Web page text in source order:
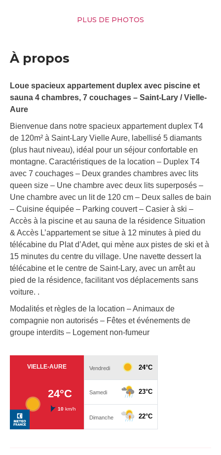
PLUS DE PHOTOS
À propos
Loue spacieux appartement duplex avec piscine et
sauna 4 chambres, 7 couchages – Saint-Lary / Vielle-
Aure
Bienvenue dans notre spacieux appartement duplex T4
de 120m² à Saint-Lary Vielle Aure, labellisé 5 diamants
(plus haut niveau), idéal pour un séjour confortable en
montagne. Caractéristiques de la location – Duplex T4
avec 7 couchages – Deux grandes chambres avec lits
queen size – Une chambre avec deux lits superposés –
Une chambre avec un lit de 120 cm – Deux salles de bain
– Cuisine équipée – Parking couvert – Casier à ski –
Accès à la piscine et au sauna de la résidence Situation
& Accès L’appartement se situe à 12 minutes à pied du
télécabine du Plat d’Adet, qui mène aux pistes de ski et à
15 minutes du centre du village. Une navette dessert la
télécabine et le centre de Saint-Lary, avec un arrêt au
pied de la résidence, facilitant vos déplacements sans
voiture. .
Modalités et règles de la location – Animaux de
compagnie non autorisés – Fêtes et événements de
groupe interdits – Logement non-fumeur